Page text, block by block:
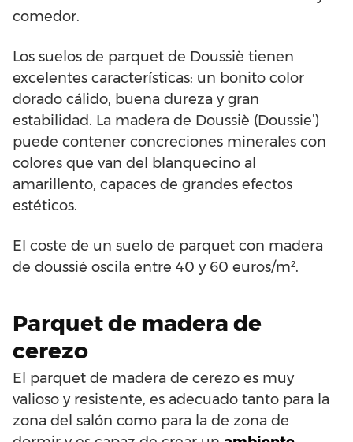
comedor.
Los suelos de parquet de Doussiè tienen
excelentes características: un bonito color
dorado cálido, buena dureza y gran
estabilidad. La madera de Doussiè (Doussie’)
puede contener concreciones minerales con
colores que van del blanquecino al
amarillento, capaces de grandes efectos
estéticos.
El coste de un suelo de parquet con madera
de doussié oscila entre 40 y 60 euros/m².
Parquet de madera de
cerezo
El parquet de madera de cerezo es muy
valioso y resistente, es adecuado tanto para la
zona del salón como para la de zona de